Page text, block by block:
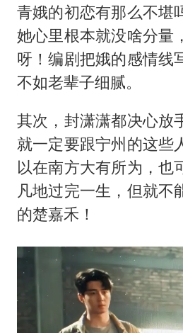
青娥的初恋有那么不堪
她心里根本就没啥分量
呀！编剧把娥的感情线
不如老辈子细腻。
其次，封潇潇都决心放
就一定要跟宁州的这些
以在南方大有所为，也
凡地过完一生，但就不
的楚嘉禾！